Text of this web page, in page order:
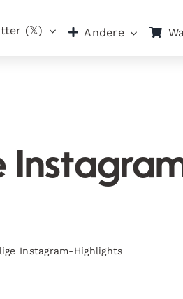
(𝕏) Andere
Instagram-Highlights